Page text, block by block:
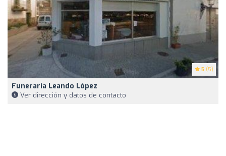
5 (5)
Funeraria Leando López
Ver dirección y datos de contacto